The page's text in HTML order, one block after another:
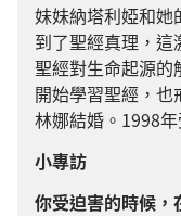
妹妹納塔利婭和她
到了聖經真理，這
聖經對生命起源的
開始學習聖經，
林娜結婚。1998
小專訪
你受迫害的時候，